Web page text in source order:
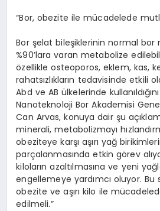
“Bor, obezite ile mücadelede
Bor şelat bileşiklerinin normal bor
%90’lara varan metabolize
özellikle osteoporos, eklem, kas,
rahatsızlıkların tedavisinde etkili
Abd ve AB ülkelerinde
Nanoteknoloji Bor Akademisi
Can Arvas, konuya dair şu
minerali, metabolizmayı
obeziteye karşı aşırı yağ
parçalanmasında etkin görev
kiloların azaltılmasına ve yeni
engellemeye yardımcı oluyor.
obezite ve aşırı kilo ile
edilmeli.”